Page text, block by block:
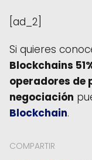
[ad_2]
Si quieres
Blockchains
operadores
negociación
Blockchain.
COMPARTIR